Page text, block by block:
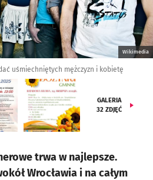
Wikimedia
uśmiechniętych mężczyzn i kobietę
GALERIA
32 ZDJĘĆ
trwa w najlepsze.
Wrocławia i na całym